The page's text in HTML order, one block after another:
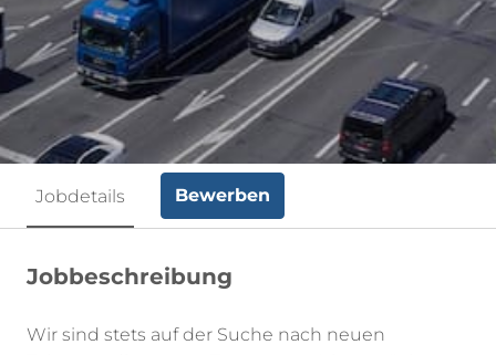
Jobdetails Bewerben
Jobbeschreibung
Wir sind stets auf der Suche nach neuen